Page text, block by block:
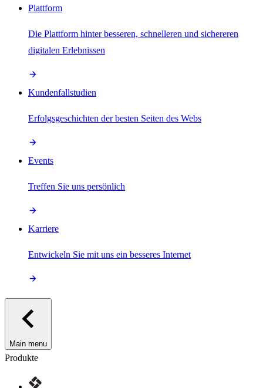
Plattform
Die Plattform hinter besseren, schnelleren und sichereren
digitalen Erlebnissen
Kundenfallstudien
Erfolgsgeschichten der besten Seiten des Webs
Events
Treffen Sie uns persönlich
Karriere
Entwickeln Sie mit uns ein besseres Internet
Main menu
Produkte